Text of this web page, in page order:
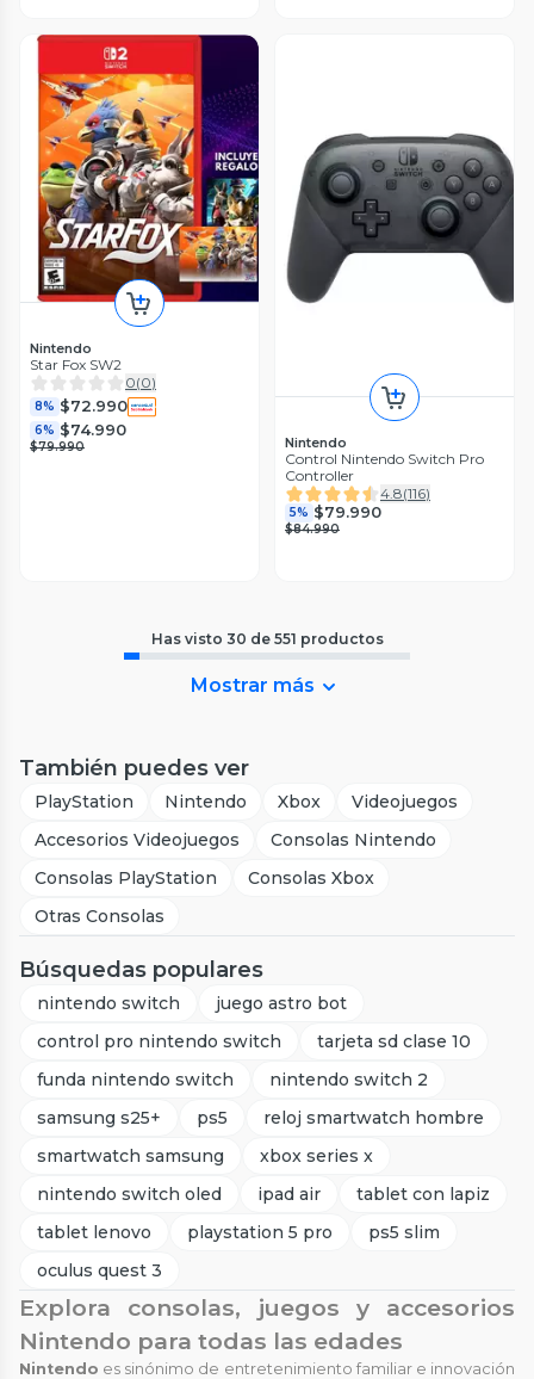
Nintendo
Star Fox SW2
0(0)
8% $72.990
6% $74.990
$79.990 Nintendo
Control Nintendo Switch Pro
Controller
4.8(116)
5% $79.990
$84.990
Has visto 30 de 551 productos
Mostrar más
También puedes ver
PlayStation Nintendo Xbox
Videojuegos
Accesorios Videojuegos
Consolas Nintendo
Consolas PlayStation
Consolas Xbox
Otras Consolas
Búsquedas populares
nintendo switch
juego astro bot
control pro nintendo switch
tarjeta sd clase 10
funda nintendo switch
nintendo switch 2
samsung s25+
ps5
reloj smartwatch hombre
smartwatch samsung
xbox series x
nintendo switch oled
ipad air
tablet con lapiz
tablet lenovo
playstation 5 pro
ps5 slim
oculus quest 3
Explora consolas, juegos y accesorios
Nintendo para todas las edades
Nintendo es sinónimo de entretenimiento familiar e innovación